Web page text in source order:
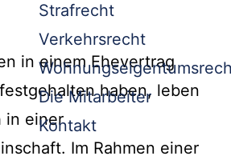
Strafrecht
Verkehrsrecht
Die Mitarbeiter
Kontakt
in einem Ehevertrag
haben, leben
in einer
Im Rahmen einer